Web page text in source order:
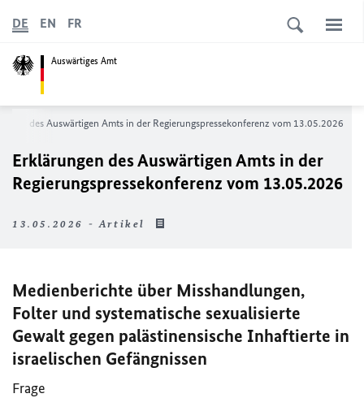
Auswärtiges Amt
DE EN FR
des Auswärtigen Amts in der Regierungspressekonferenz vom 13.05.2026
Erklärungen des Auswärtigen Amts in der
Regierungspressekonferenz vom 13.05.2026
13.05.2026 - Artikel
Medienberichte über Misshandlungen,
Folter und systematische sexualisierte
Gewalt gegen palästinensische Inhaftierte in
israelischen Gefängnissen
Frage